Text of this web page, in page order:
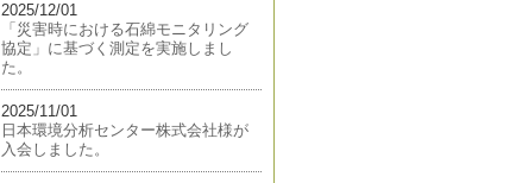
2025/12/01
「災害時における石綿モニタリング
協定」に基づく測定を実施しまし
た。
2025/11/01
日本環境分析センター株式会社様が
入会しました。